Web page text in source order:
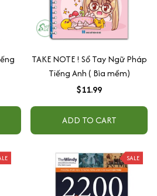
TAKE NOTE ! Sổ Tay Ngữ Pháp
Tiếng Anh ( Bìa mềm)
$11.99
ADD TO CART
SALE